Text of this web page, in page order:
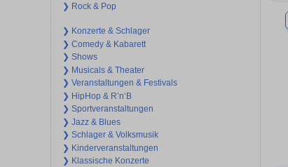
❯ Rock & Pop
❯ Konzerte & Schlager
❯ Comedy & Kabarett
❯ Shows
❯ Musicals & Theater
❯ Veranstaltungen & Festivals
❯ HipHop & R’n‘B
❯ Sportveranstaltungen
❯ Jazz & Blues
❯ Schlager & Volksmusik
❯ Kinderveranstaltungen
❯ Klassische Konzerte